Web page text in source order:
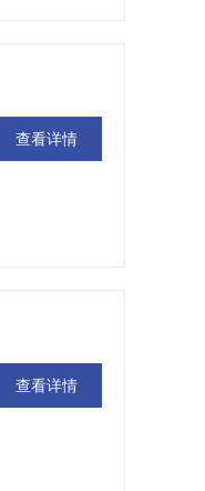
查看详情
查看详情